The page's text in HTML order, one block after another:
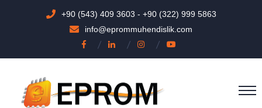
+90 (543) 409 3603 - +90 (322) 999 5863
info@eprommuhendislik.com